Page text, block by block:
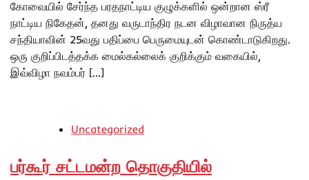
கோவையில் சேர்ந்த பரதநாட்டிய குழுக்களில் ஒன்றான ஸ்ரீ
நாட்டிய நிகேதன், தனது வருடாந்திர நடன விழாவான நிருத்ய
சந்தியாவின் 25வது பதிப்பை பெருமையுடன் கொண்டாடுகிறது.
ஒரு குறிப்பிடத்தக்க மைல்கல்லைக் குறிக்கும் வகையில்,
இவ்விழா நவம்பர் […]
Uncategorized
பர்கூர் சட்டமன்ற தொகுதியில்